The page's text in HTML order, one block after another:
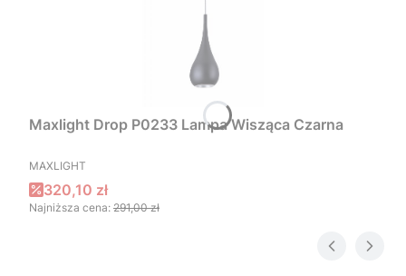
Maxlight Drop P0233 Lampa Wisząca Czarna
PRODUCENT
MAXLIGHT
Cena promocyjna
320,10 zł
Najniższa cena: 291,00 zł